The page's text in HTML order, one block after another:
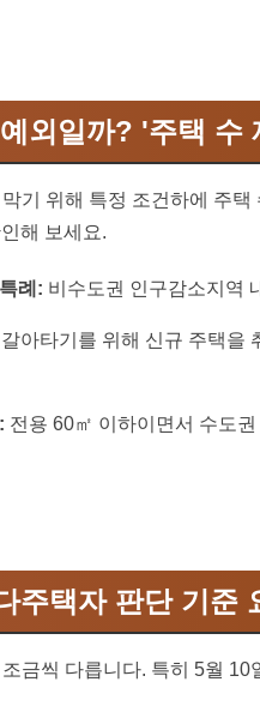
외일까? '주택 수
기 위해 특정 조건하에 주
해 보세요.
례: 비수도권 인구감소지역
갈아타기를 위해 신규 주택을
전용 60㎡ 이하이면서 수도
주택자 판단 기준
금씩 다릅니다. 특히 5월